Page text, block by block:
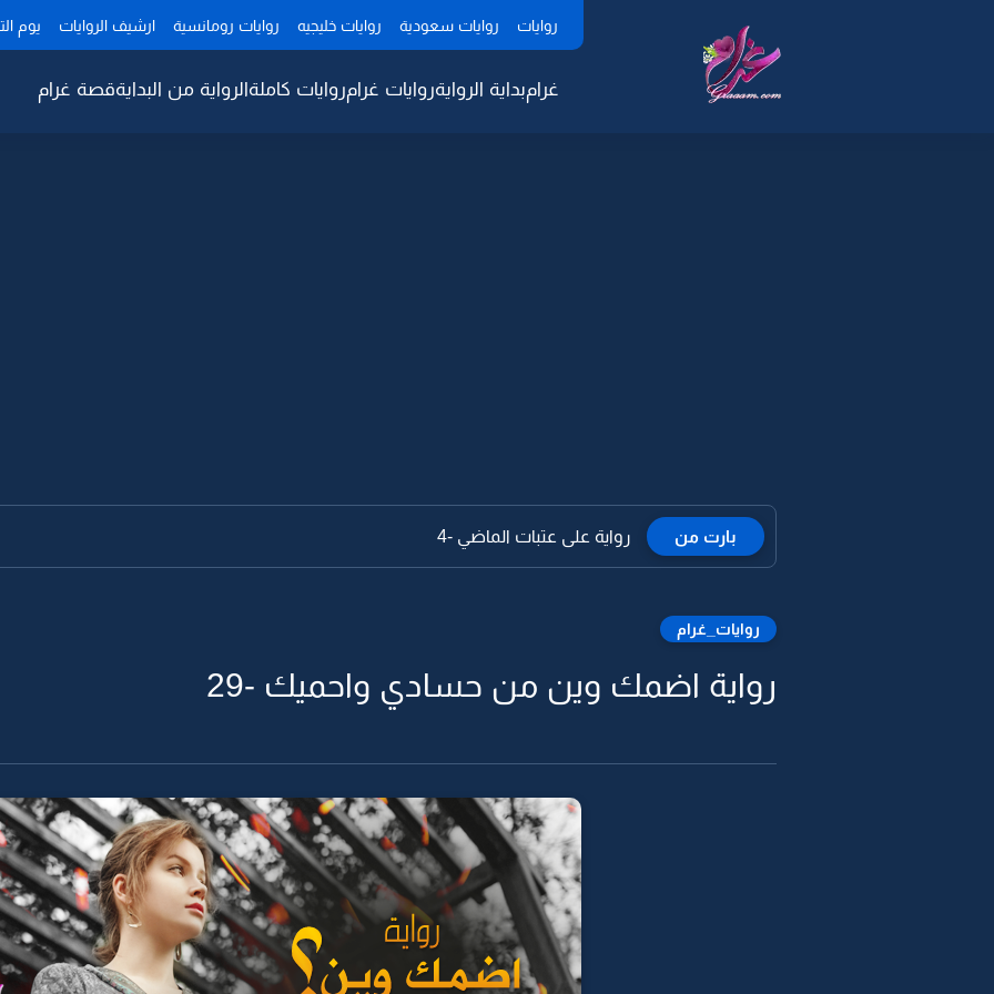
روايات روايات سعودية روايات خليجيه روايات رومانسية ارشيف الروايات يوم
غرامبداية الروايةروايات غرامروايات كاملةالرواية من البدايةقصة غرام
بارت من رواية على عتبات الماضي -4
روايات_غرام
رواية اضمك وين من حسادي واحميك -29